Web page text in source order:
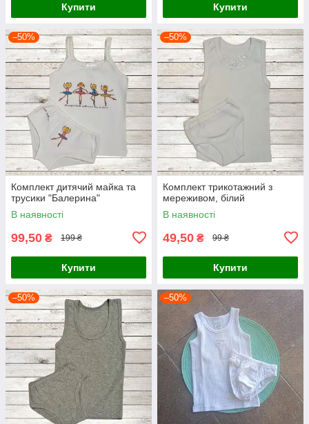
Купити Купити
–50%
Комплект дитячий майка та
трусики "Балерина"
В наявності
99,50 ₴ 199 ₴
Купити
–50%
Комплект трикотажний з
мереживом, білий
В наявності
49,50 ₴ 99 ₴
Купити
–50% –50%